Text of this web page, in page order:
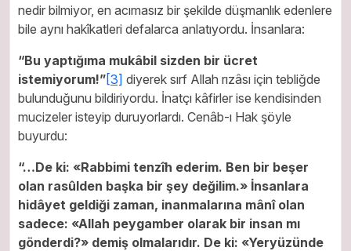
nedir bilmiyor, en acımasız bir şekilde düşmanlık edenlere
bile aynı hakîkatleri defalarca anlatıyordu. İnsanlara:
“Bu yaptığıma mukâbil sizden bir ücret
istemiyorum!”[3] diyerek sırf Allah rızâsı için tebliğde
bulunduğunu bildiriyordu. İnatçı kâfirler ise kendisinden
mucizeler isteyip duruyorlardı. Cenâb-ı Hak şöyle
buyurdu:
“…De ki: «Rabbimi tenzîh ederim. Ben bir beşer
olan rasûlden başka bir şey değilim.» İnsanlara
hidâyet geldiği zaman, inanmalarına mânî olan
sadece: «Allah peygamber olarak bir insan mı
gönderdi?» demiş olmalarıdır. De ki: «Yeryüzünde